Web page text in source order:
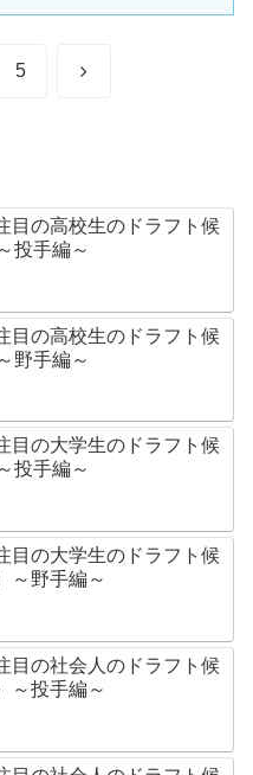
5 次
目の高校生のドラフト候
投手編～
目の高校生のドラフト候
野手編～
目の大学生のドラフト候
投手編～
目の大学生のドラフト候
～野手編～
目の社会人のドラフト候
～投手編～